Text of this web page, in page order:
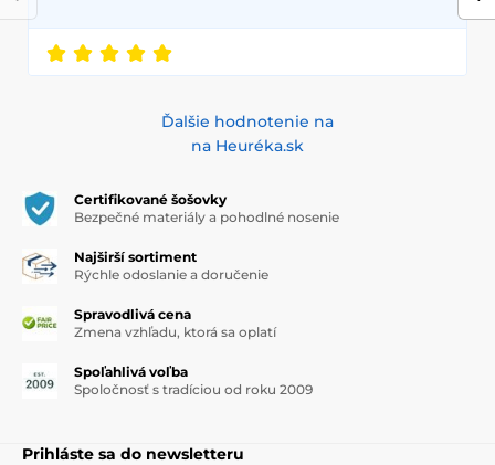
Ďalšie hodnotenie na
na Heuréka.sk
Certifikované šošovky
Bezpečné materiály a pohodlné nosenie
Najširší sortiment
Rýchle odoslanie a doručenie
Spravodlivá cena
Zmena vzhľadu, ktorá sa oplatí
Spoľahlivá voľba
Spoločnosť s tradíciou od roku 2009
Prihláste sa do newsletteru